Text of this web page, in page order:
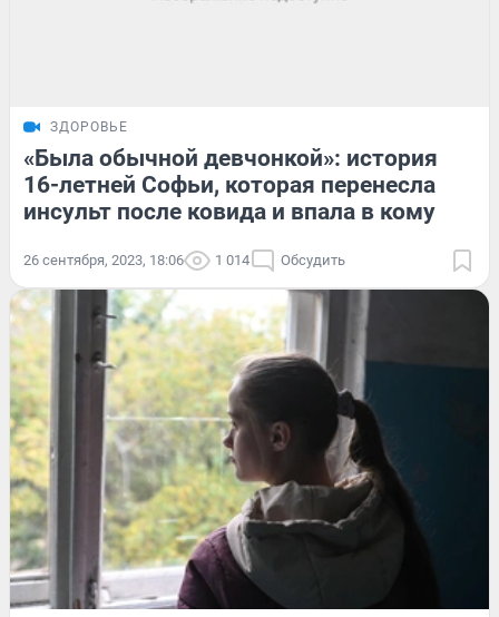
ЗДОРОВЬЕ
«Была обычной девчонкой»: история
16-летней Софьи, которая перенесла
инсульт после ковида и впала в кому
26 сентября, 2023, 18:06 1 014 Обсудить